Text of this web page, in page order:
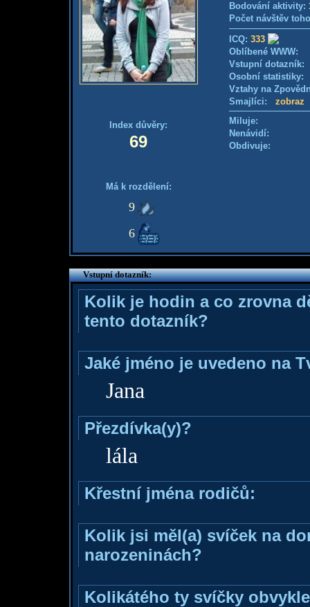
Index důvěry:
69
Má k rozdělení:
9
6
Bodování aktivity:
Počet návštěv
ICQ: 333
Oblíbené WWW:
Vstupní
Osobní
Vztahy na
Smajlíci: zobraz
Miluje:
Nenávidí:
Obdivuje:
Vstupní dotazník:
Kolik je hodin a co zrovna
tento dotazník?
Jaké jméno je uvedeno na
Jana
Přezdívka(y)?
lála
Křestní jména rodičů:
Kolik jsi měl(a) svíček na
narozeninách?
Kolikátého ty svíčky